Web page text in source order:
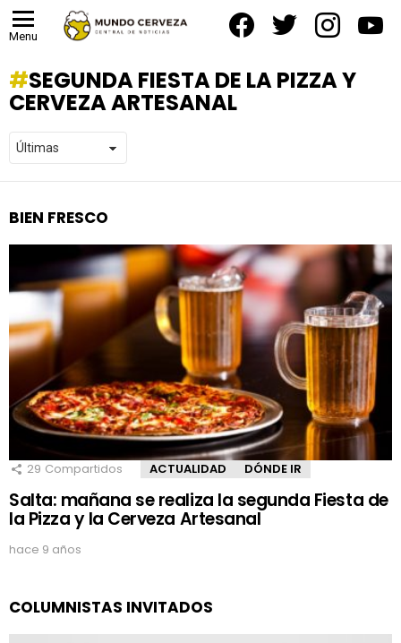
Menu
SEGUNDA FIESTA DE LA PIZZA Y
CERVEZA ARTESANAL
BIEN FRESCO
29 Compartidos ACTUALIDAD DÓNDE IR
Salta: mañana se realiza la segunda Fiesta de
la Pizza y la Cerveza Artesanal
hace 9 años
COLUMNISTAS INVITADOS